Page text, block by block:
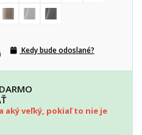
Kedy bude odoslané?
aký veľký, pokiaľ to nie je